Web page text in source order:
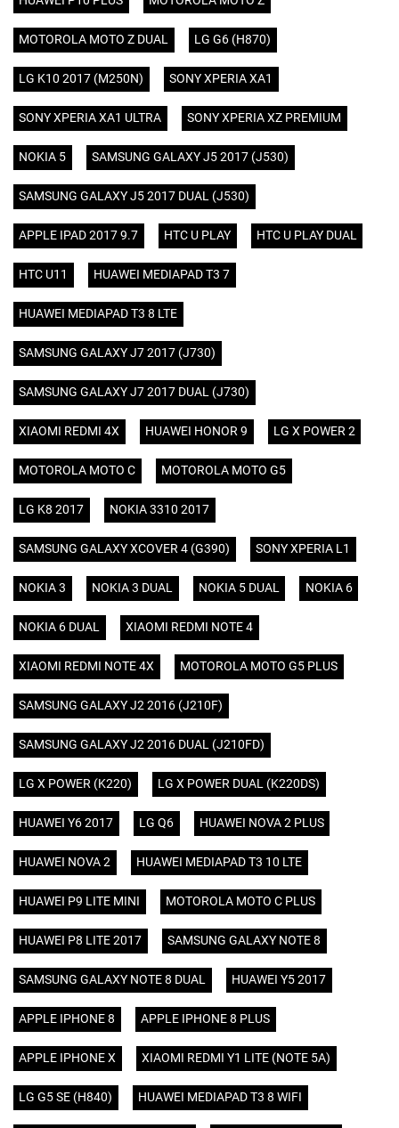
MOTOROLA MOTO Z DUAL LG G6 (H870)
LG K10 2017 (M250N) SONY XPERIA XA1
SONY XPERIA XA1 ULTRA SONY XPERIA XZ PREMIUM
NOKIA 5 SAMSUNG GALAXY J5 2017 (J530)
SAMSUNG GALAXY J5 2017 DUAL (J530)
APPLE IPAD 2017 9.7 HTC U PLAY HTC U PLAY DUAL
HTC U11 HUAWEI MEDIAPAD T3 7
HUAWEI MEDIAPAD T3 8 LTE
SAMSUNG GALAXY J7 2017 (J730)
SAMSUNG GALAXY J7 2017 DUAL (J730)
XIAOMI REDMI 4X HUAWEI HONOR 9 LG X POWER 2
MOTOROLA MOTO C MOTOROLA MOTO G5
LG K8 2017 NOKIA 3310 2017
SAMSUNG GALAXY XCOVER 4 (G390) SONY XPERIA L1
NOKIA 3 NOKIA 3 DUAL NOKIA 5 DUAL NOKIA 6
NOKIA 6 DUAL XIAOMI REDMI NOTE 4
XIAOMI REDMI NOTE 4X MOTOROLA MOTO G5 PLUS
SAMSUNG GALAXY J2 2016 (J210F)
SAMSUNG GALAXY J2 2016 DUAL (J210FD)
LG X POWER (K220) LG X POWER DUAL (K220DS)
HUAWEI Y6 2017 LG Q6 HUAWEI NOVA 2 PLUS
HUAWEI NOVA 2 HUAWEI MEDIAPAD T3 10 LTE
HUAWEI P9 LITE MINI MOTOROLA MOTO C PLUS
HUAWEI P8 LITE 2017 SAMSUNG GALAXY NOTE 8
SAMSUNG GALAXY NOTE 8 DUAL HUAWEI Y5 2017
APPLE IPHONE 8 APPLE IPHONE 8 PLUS
APPLE IPHONE X XIAOMI REDMI Y1 LITE (NOTE 5A)
LG G5 SE (H840) HUAWEI MEDIAPAD T3 8 WIFI